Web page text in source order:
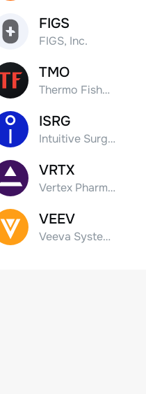
FIGS
FIGS, Inc.
TMO
Thermo Fisher Scientific, Inc.
ISRG
Intuitive Surgical Inc.
VRTX
Vertex Pharmaceuticals Inc
VEEV
Veeva Systems Inc.